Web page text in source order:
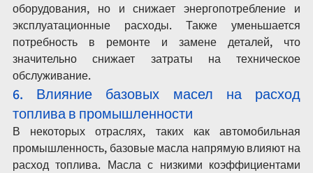
оборудования, но и снижает энергопотребление и
эксплуатационные расходы. Также уменьшается
потребность в ремонте и замене деталей, что
значительно снижает затраты на техническое
обслуживание.
6. Влияние базовых масел на расход
топлива в промышленности
В некоторых отраслях, таких как автомобильная
промышленность, базовые масла напрямую влияют на
расход топлива. Масла с низкими коэффициентами